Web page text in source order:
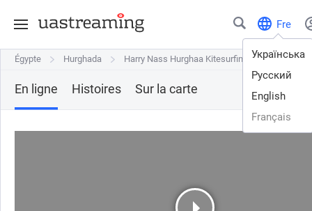
Fre
Українська
Русский
English
Français
Égypte Hurghada Harry Nass Hurghaa Kitesurfing
Égypte Hurghada Harry Nass Hurghaa Kitesurfing
En ligne Histoires Sur la carte